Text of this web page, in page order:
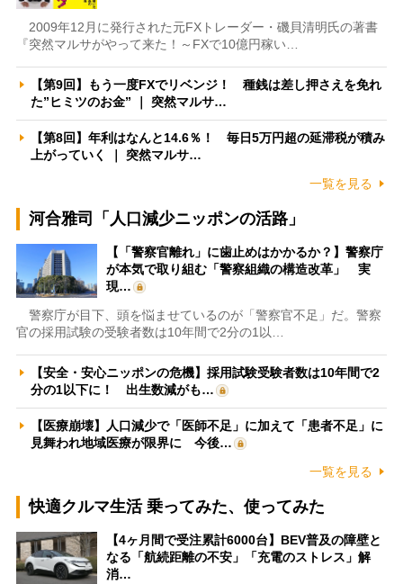
2009年12月に発行された元FXトレーダー・磯貝清明氏の著書
『突然マルサがやって来た！～FXで10億円稼い…
【第9回】もう一度FXでリベンジ！ 種銭は差し押さえを免れ
た”ヒミツのお金” ｜ 突然マルサ…
【第8回】年利はなんと14.6％！ 毎日5万円超の延滞税が積み
上がっていく ｜ 突然マルサ…
一覧を見る
河合雅司「人口減少ニッポンの活路」
【「警察官離れ」に歯止めはかかるか？】警察庁
が本気で取り組む「警察組織の構造改革」 実
現…
警察庁が目下、頭を悩ませているのが「警察官不足」だ。警察
官の採用試験の受験者数は10年間で2分の1以…
【安全・安心ニッポンの危機】採用試験受験者数は10年間で2
分の1以下に！ 出生数減がも…
【医療崩壊】人口減少で「医師不足」に加えて「患者不足」に
見舞われ地域医療が限界に 今後…
一覧を見る
快適クルマ生活 乗ってみた、使ってみた
【4ヶ月間で受注累計6000台】BEV普及の障壁と
なる「航続距離の不安」「充電のストレス」解
消…